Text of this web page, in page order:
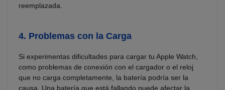
reemplazada.
4. Problemas con la Carga
Si experimentas dificultades para cargar tu Apple Watch,
como problemas de conexión con el cargador o el reloj
que no carga completamente, la batería podría ser la
causa. Una batería que está fallando puede afectar la